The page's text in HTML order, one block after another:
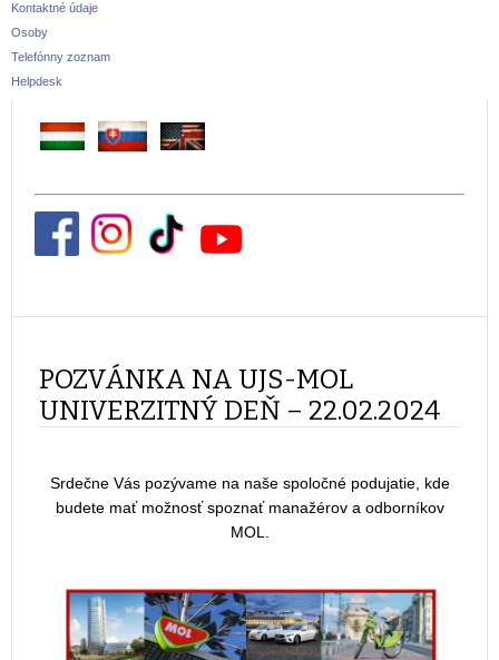
Kontaktné údaje
Osoby
Telefónny zoznam
Helpdesk
POZVÁNKA NA UJS-MOL
UNIVERZITNÝ DEŇ – 22.02.2024
Srdečne Vás pozývame na naše spoločné podujatie, kde
budete mať možnosť spoznať manažérov a odborníkov
MOL.